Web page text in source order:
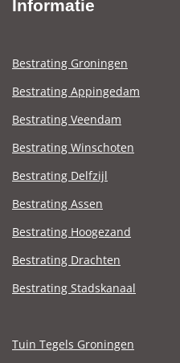
Informatie
Bestrating Groningen
Bestrating Appingedam
Bestrating Veendam
Bestrating Winschoten
Bestrating Delfzijl
Bestrating Assen
Bestrating Hoogezand
Bestrating Drachten
Bestrating Stadskanaal
Tuin Tegels Groningen